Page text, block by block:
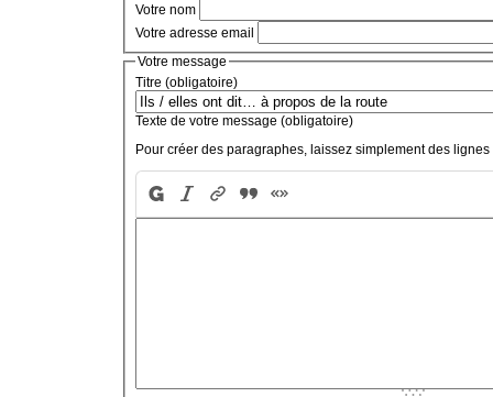
Votre nom
Votre adresse email
Votre message
Titre (obligatoire)
Texte de votre message (obligatoire)
Pour créer des paragraphes, laissez simplement des lignes